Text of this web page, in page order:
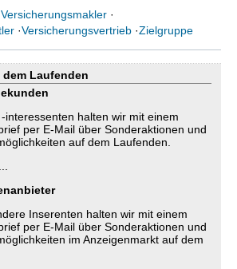
Versicherungsmakler ·
·Versicherungsvertrieb ·Zielgruppe
Laufenden
interessenten halten wir mit einem
per E-Mail über Sonderaktionen und
auf dem Laufenden.
Inserenten halten wir mit einem
per E-Mail über Sonderaktionen und
im Anzeigenmarkt auf dem